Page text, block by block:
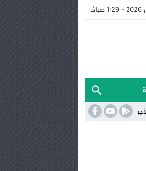
الحارة مع أمطار رعدية ورياح قوية بعدد من مناطق